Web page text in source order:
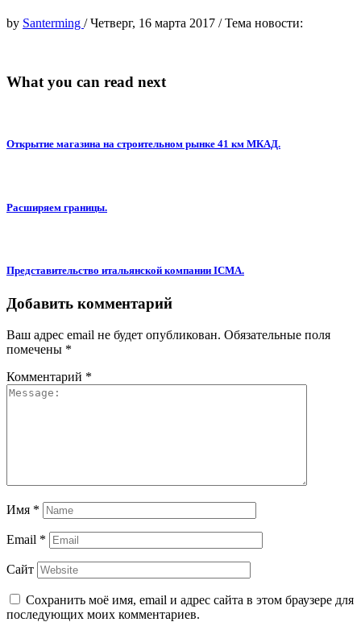
by Santerming /Четверг, 16 марта 2017 /Тема новости:
What you can read next
Открытие магазина на строительном рынке 41 км МКАД.
Расширяем границы.
Представительство итальянской компании ICMA.
Добавить комментарий
Ваш адрес email не будет опубликован. Обязательные поля
помечены *
Комментарий *
Имя *
Email *
Сайт
Сохранить моё имя, email и адрес сайта в этом браузере для
последующих моих комментариев.